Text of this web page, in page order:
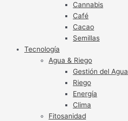
Cannabis
Café
Cacao
Semillas
Tecnología
Agua & Riego
Gestión del Agua
Riego
Energía
Clima
Fitosanidad